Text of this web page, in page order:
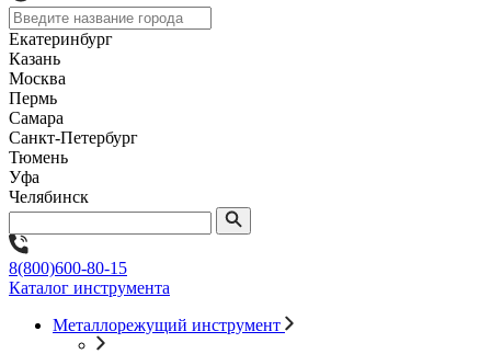
Екатеринбург
Казань
Москва
Пермь
Самара
Санкт-Петербург
Тюмень
Уфа
Челябинск
8(800)600-80-15
Каталог инструмента
Металлорежущий инструмент